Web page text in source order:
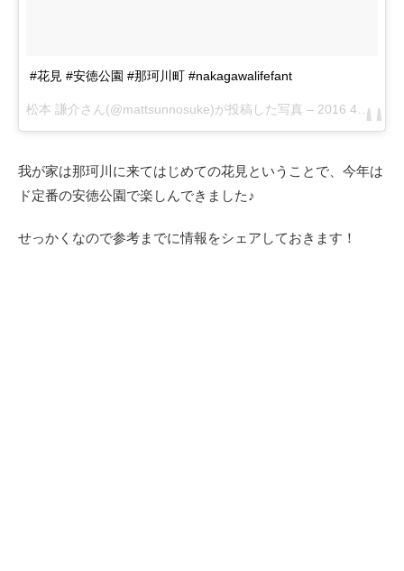
#花見 #安徳公園 #那珂川町 #nakagawalifefant
松本 謙介さん(@mattsunnosuke)が投稿した写真 – 2016 4月 1 11:25午後 PDT
我が家は那珂川に来てはじめての花見ということで、今年は
ド定番の安徳公園で楽しんできました♪
せっかくなので参考までに情報をシェアしておきます！